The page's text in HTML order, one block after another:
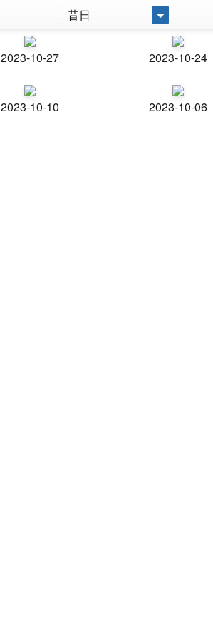
昔日
2023-10-27 2023-10-24
2023-10-10 2023-10-06